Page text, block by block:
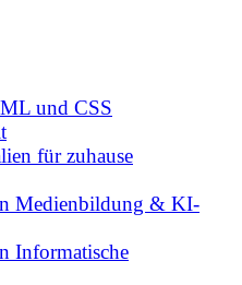
und CSS
für zuhause
Medienbildung & KI-
Informatische